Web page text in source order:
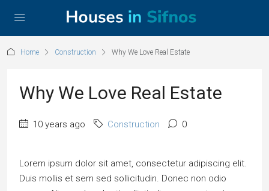
Home Construction Why We Love Real Estate
Why We Love Real Estate
10 years ago Construction 0
Lorem ipsum dolor sit amet, consectetur adipiscing elit.
Duis mollis et sem sed sollicitudin. Donec non odio